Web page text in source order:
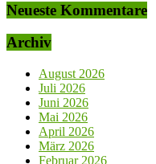
Neueste Kommentare
Archiv
August 2026
Juli 2026
Juni 2026
Mai 2026
April 2026
März 2026
Februar 2026